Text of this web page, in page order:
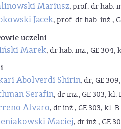
Mariusz, prof. dr hab.
Jacek, prof. dr hab. inż.,
uczelni
Marek, dr hab. inż., GE 304,
Abolverdi Shirin, dr, GE
Serafin, dr inż., GE 303, kl.
Alvaro, dr inż., GE 303, kl. B
Maciej, dr inż., GE